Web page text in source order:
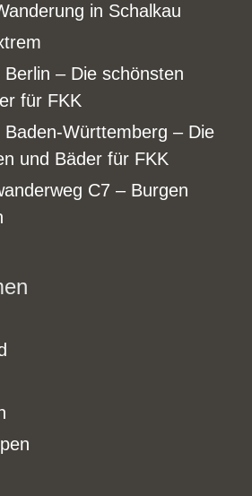
in Schalkau
– Die schönsten
für FKK
Baden-Württemberg – Die
und Bäder für FKK
C7 – Burgen